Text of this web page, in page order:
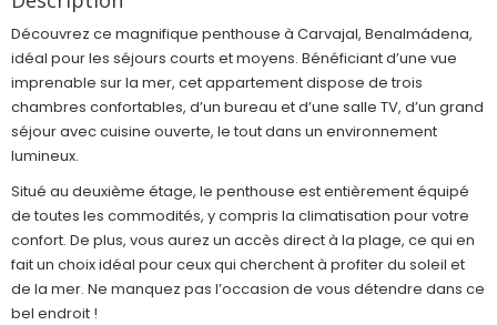
Découvrez ce magnifique penthouse à Carvajal, Benalmádena,
idéal pour les séjours courts et moyens. Bénéficiant d’une vue
imprenable sur la mer, cet appartement dispose de trois
chambres confortables, d’un bureau et d’une salle TV, d’un grand
séjour avec cuisine ouverte, le tout dans un environnement
lumineux.
Situé au deuxième étage, le penthouse est entièrement équipé
de toutes les commodités, y compris la climatisation pour votre
confort. De plus, vous aurez un accès direct à la plage, ce qui en
fait un choix idéal pour ceux qui cherchent à profiter du soleil et
de la mer. Ne manquez pas l’occasion de vous détendre dans ce
bel endroit !